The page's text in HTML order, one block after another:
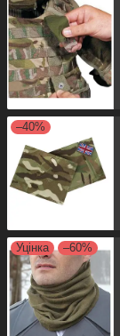
–40%
Уцінка –60%